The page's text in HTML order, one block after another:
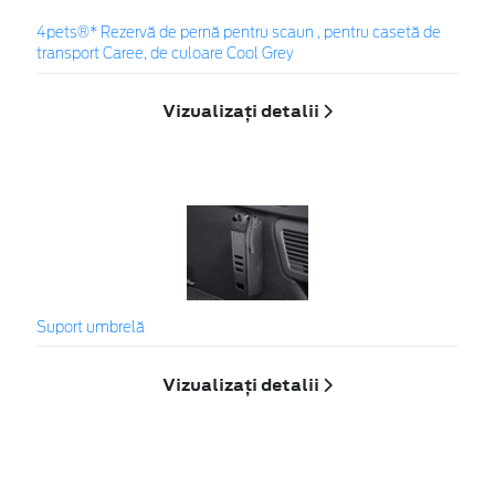
4pets®* Rezervă de pernă pentru scaun , pentru casetă de
transport Caree, de culoare Cool Grey
Vizualizați detalii
Suport umbrelă
Vizualizați detalii